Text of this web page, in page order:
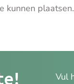
kunnen plaatsen.